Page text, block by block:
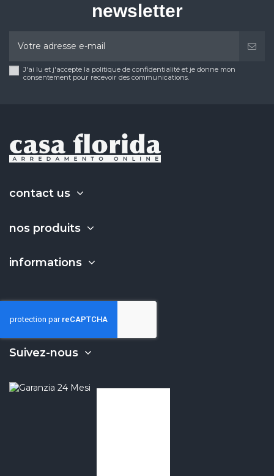
newsletter
J'ai lu et j'accepte la politique de confidentialité et je donne mon
consentement pour recevoir des communications.
contact us
nos produits
informations
Suivez-nous